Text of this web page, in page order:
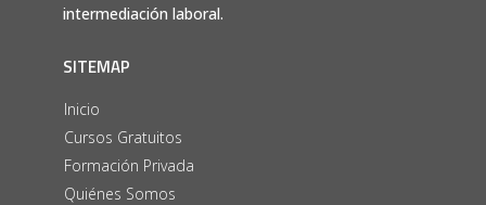
intermediación laboral.
SITEMAP
Inicio
Cursos Gratuitos
Formación Privada
Quiénes Somos